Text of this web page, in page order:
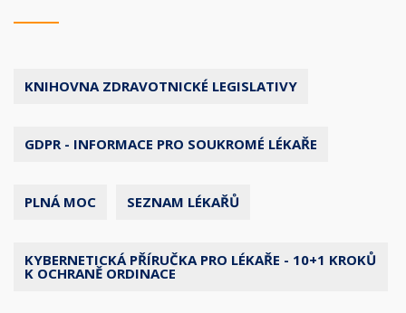
KNIHOVNA ZDRAVOTNICKÉ LEGISLATIVY
GDPR - INFORMACE PRO SOUKROMÉ LÉKAŘE
PLNÁ MOC SEZNAM LÉKAŘŮ
KYBERNETICKÁ PŘÍRUČKA PRO LÉKAŘE - 10+1 KROKŮ
K OCHRANĚ ORDINACE